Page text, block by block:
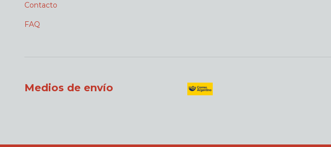
Contacto
FAQ
Medios de envío